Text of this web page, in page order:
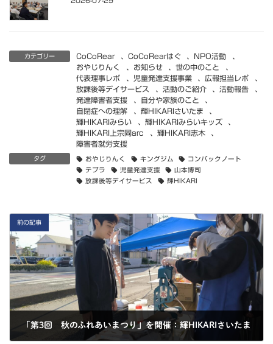
カテゴリー CoCoRear 、 CoCoRearはぐ 、 NPO活動
、
おやじりんく
、 お知らせ 、世の中のこと
、
代表理事レポ
、 児童発達支援事業 、 広報担当レポ
、
放課後等デイサービス
、 活動のご紹介 、活動報告
、
発達障害者支援
、 自分や家族のこと
、
自閉症への理解
、 輝HIKARIさいたま
、
輝HIKARIみらい
、 輝HIKARIみらいキッズ
、
輝HIKARI上宗岡arc
、 輝HIKARI志木
、
障害者就労支援
タグ おやじりんく キングジム
コンパックノート
テプラ
児童発達支援
山本博司
放課後等デイサービス
輝HIKARI
前の記事
「第3回 秋のふれあいまつり」を開催：輝HIKARIさいたま